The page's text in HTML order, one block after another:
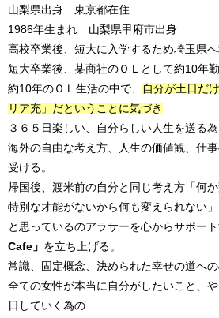
山梨県出身 東京都在住
1986年生まれ 山梨県甲府市出身
高校卒業後、短大に入学するため埼玉県
短大卒業後、某商社のＯＬとして約10年勤
約10年のＯＬ生活の中で、
自分が土日だ
リア充」だということに気づき
３６５日楽しい、自分らしい人生を送る
海外の自由な考え方、人生の価値観、仕
受ける。
帰国後、渡米前の自分と同じ考え方「何
特別な才能がないから何も変えられない」
と思っているのアラサーを心からサポート
Cafe」 を立ち上げる。
常識、固定概念、決められた幸せの道へ
全ての女性が本当に自分がしたいこと、
日していく為の